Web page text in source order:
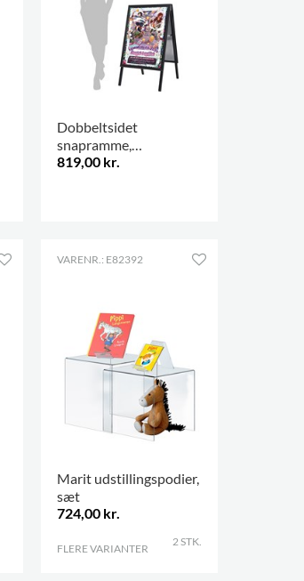
Dobbeltsidet
snapramme,
udendørsbrug
819,00 kr.
VARENR.: E82392
Marit udstillingspodier,
sæt
724,00 kr.
FLERE VARIANTER
2 STK.